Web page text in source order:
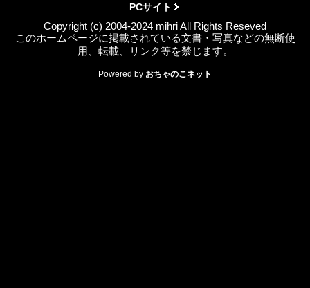
PCサイト
Copyright (c) 2004-2024 mihri All Rights Reseved
このホームページに掲載されている文書・写真などの無断使
用、転載、リンク等を禁じます。
Powered by おちゃのこネット